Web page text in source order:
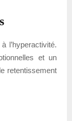
l’hyperactivité.
et un
retentissement